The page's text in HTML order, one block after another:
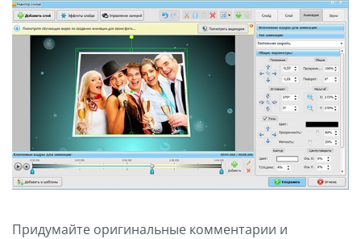
Придумайте оригинальные комментарии и